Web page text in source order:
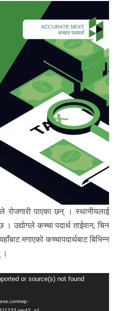
रोजगारी पाएका छन् । स्थानीयलाई
। उद्योगले कच्चा पदार्थ ताईवान, चिन
मगाएको कच्चापदार्थबाट बिभिन्न
।
or source(s) not found
wp-